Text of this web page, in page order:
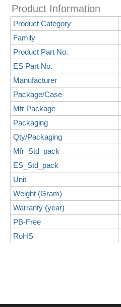
Product Information
Product Category
Family
Product Part No.
ES Part No.
Manufacturer
Package/Case
Mfr Package
Packaging
Qty/Packaging
Mfr_Std_pack
ES_Std_pack
Unit
Weight (Gram)
Warranty (year)
PB-Free
RoHS